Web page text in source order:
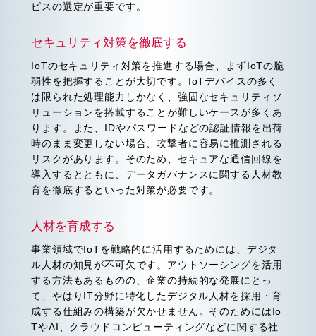
ビスの選定が重要です。
セキュリティ対策を徹底する
IoTのセキュリティ対策を推進する場合、まずIoTの脆
弱性を把握することが大切です。IoTデバイスの多く
は限られた処理能力しかなく、強固なセキュリティソ
リューションを搭載することが難しいケースが多くあ
ります。また、IDやパスワードなどの認証情報を出荷
時のまま変更しない場合、攻撃者に容易に推測される
リスクがあります。そのため、セキュアな通信回線を
導入するとともに、データガバナンスに関する人材教
育を徹底するといった対策が必要です。
人材を育成する
事業領域でIoTを戦略的に活用するためには、デジタ
ル人材の知見が不可欠です。アウトソーシングを活用
する方法もあるものの、企業の持続的な発展にとっ
て、やはりIT分野に特化したデジタル人材を採用・育
成する仕組みの構築が欠かせません。そのためにはIo
TやAI、クラウドコンピューティングなどに関する社